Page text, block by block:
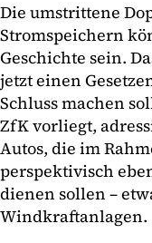
Die umstrittene
Stromspeichern
Geschichte sein.
jetzt einen
Schluss machen
ZfK vorliegt,
Autos, die im
perspektivisch
dienen sollen –
Windkraftanlagen.